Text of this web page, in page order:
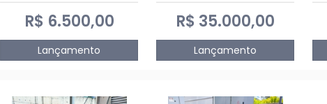
R$ 6.500,00
Lançamento
R$ 35.000,00
Lançamento